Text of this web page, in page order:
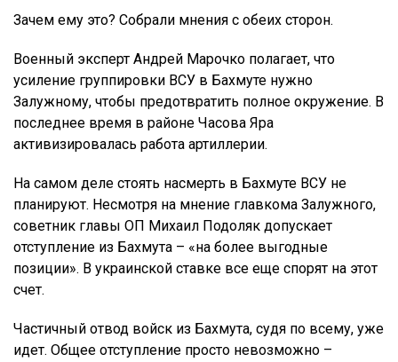
Зачем ему это? Собрали мнения с обеих сторон.
Военный эксперт Андрей Марочко полагает, что
усиление группировки ВСУ в Бахмуте нужно
Залужному, чтобы предотвратить полное окружение. В
последнее время в районе Часова Яра
активизировалась работа артиллерии.
На самом деле стоять насмерть в Бахмуте ВСУ не
планируют. Несмотря на мнение главкома Залужного,
советник главы ОП Михаил Подоляк допускает
отступление из Бахмута – «на более выгодные
позиции». В украинской ставке все еще спорят на этот
счет.
Частичный отвод войск из Бахмута, судя по всему, уже
идет. Общее отступление просто невозможно –